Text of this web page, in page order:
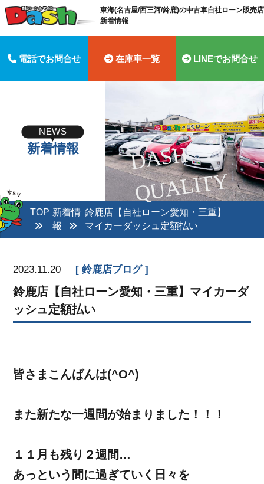
東海(名古屋/西三河/鈴鹿)の中古車自社ローン販売
新着情報
電話でお問合せ 在庫車一覧 LINEでお問合せ
D
A
S
H
Q
U
A
LI
T
Y
NEWS
新着情報
TOP 新着情
報
鈴鹿店【自社ローン愛知・三重】
マイカーダッシュ定額払い
2023.11.20 鈴鹿店ブログ
鈴鹿店【自社ローン愛知・三重】マイカーダ
ッシュ定額払い
皆さまこんばんは(^O^)
また新たな一週間が始まりました！！！
１１月も残り２週間…
あっという間に過ぎていく日々を